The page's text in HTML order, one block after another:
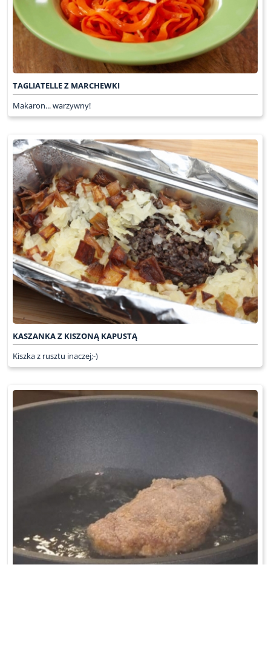
TAGLIATELLE Z MARCHEWKI
Makaron... warzywny!
KASZANKA Z KISZONĄ KAPUSTĄ
Kiszka z rusztu inaczej;-)